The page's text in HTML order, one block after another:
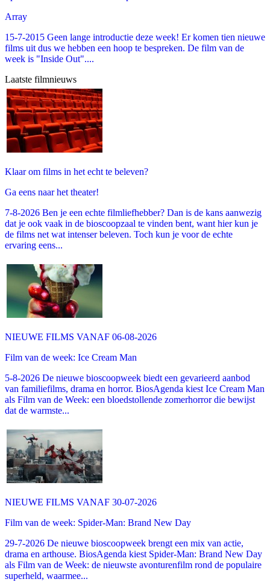
Array
15-7-2015 Geen lange introductie deze week! Er komen tien nieuwe
films uit dus we hebben een hoop te bespreken. De film van de
week is "Inside Out"....
Laatste filmnieuws
Klaar om films in het echt te beleven?
Ga eens naar het theater!
7-8-2026 Ben je een echte filmliefhebber? Dan is de kans aanwezig
dat je ook vaak in de bioscoopzaal te vinden bent, want hier kun je
de films net wat intenser beleven. Toch kun je voor de echte
ervaring eens...
NIEUWE FILMS VANAF 06-08-2026
Film van de week: Ice Cream Man
5-8-2026 De nieuwe bioscoopweek biedt een gevarieerd aanbod
van familiefilms, drama en horror. BiosAgenda kiest Ice Cream Man
als Film van de Week: een bloedstollende zomerhorror die bewijst
dat de warmste...
NIEUWE FILMS VANAF 30-07-2026
Film van de week: Spider-Man: Brand New Day
29-7-2026 De nieuwe bioscoopweek brengt een mix van actie,
drama en arthouse. BiosAgenda kiest Spider-Man: Brand New Day
als Film van de Week: de nieuwste avonturenfilm rond de populaire
superheld, waarmee...